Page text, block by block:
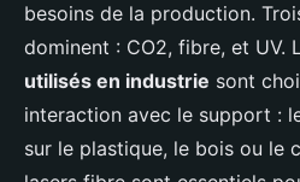
besoins de la production.
dominent : CO2, fibre, et UV.
utilisés en industrie sont
interaction avec le support :
sur le plastique, le bois ou le